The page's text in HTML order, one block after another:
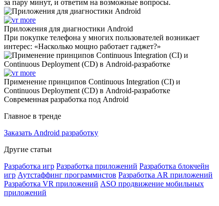
за пару минут, и ответим на возможные вопросы.
Приложения для диагностики Android
При покупке телефона у многих пользователей возникает
интерес: «Насколько мощно работает гаджет?»
Применение принципов Continuous Integration (CI) и
Continuous Deployment (CD) в Android-разработке
Современная разработка под Android
Главное в тренде
Заказать Android разработку
Другие статьи
Разработка игр Разработка приложений Разработка блокчейн
игр Аутстаффинг программистов Разработка AR приложений
Разработка VR приложений ASO продвижение мобильных
приложений